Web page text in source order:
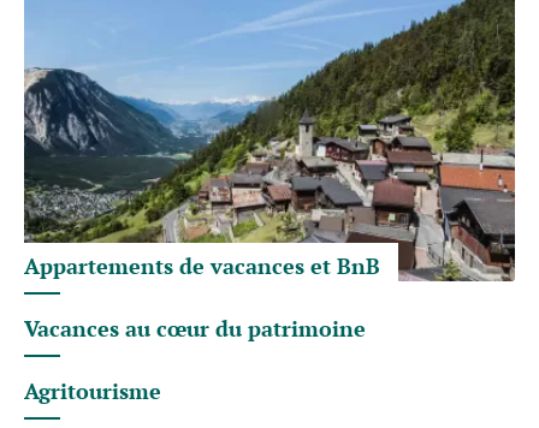
Appartements de vacances et BnB
Vacances au cœur du patrimoine
Agritourisme